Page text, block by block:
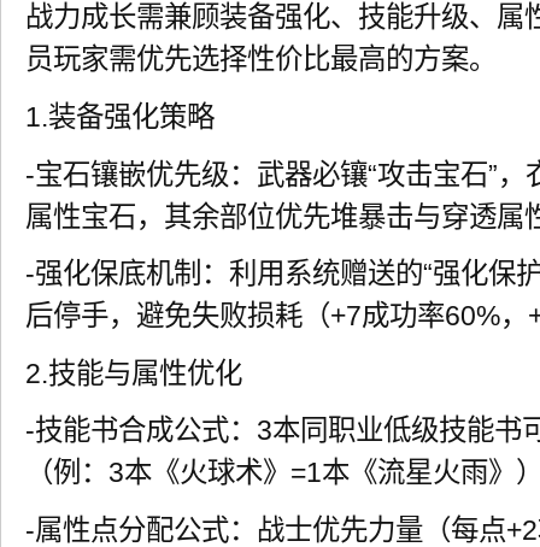
战力成长需兼顾装备强化、技能升级、属
员玩家需优先选择性价比最高的方案。
1.装备强化策略
-宝石镶嵌优先级：武器必镶“攻击宝石”，
属性宝石，其余部位优先堆暴击与穿透属
-强化保底机制：利用系统赠送的“强化保
后停手，避免失败损耗（+7成功率60%，
2.技能与属性优化
-技能书合成公式：3本同职业低级技能书
（例：3本《火球术》=1本《流星火雨》
-属性点分配公式：战士优先力量（每点